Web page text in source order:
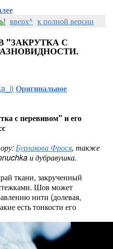
вверх^ к полной версии
С
Оригинальное
с перевивом" и его
Бурлакова Фрося, также
и дубравушка.
ткани, закрученный
Шов может
нити (долевая,
есть тонкости его